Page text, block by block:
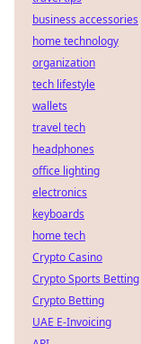
business accessories
home technology
organization
tech lifestyle
wallets
travel tech
headphones
office lighting
electronics
keyboards
home tech
Crypto Casino
Crypto Sports Betting
Crypto Betting
UAE E-Invoicing